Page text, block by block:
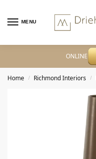
MENU
ONLINE
Home / Richmond Interiors /